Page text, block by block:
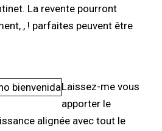
La revente pourront
, ! parfaites peuvent être
Laissez-me vous
apporter le
alignée avec tout le